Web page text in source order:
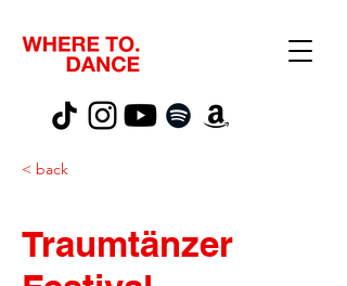
< back
Traumtänzer